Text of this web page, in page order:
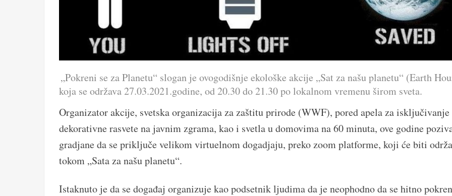
„Pokreni se za Planetu“ slogan je ovogodišnje ekološke akcije „Sat za našu planetu“ (Earth
koja se održava 27.03.2021.godine, od 20.30 do 21.30 po lokalnom vremenu širom sveta.
Organizator akcije, svetska organizacija za zaštitu prirode (WWF), pored apela za isključivanje
dekorativne rasvete na javnim zgrama, kao i svetla u domovima na 60 minuta, ove godine
gradjane da se priključe velikom virtuelnom dogadjaju, preko zoom platforme, koji će biti
tokom „Sata za našu planetu“.
Istaknuto je da se događaj organizuje kao podsetnik ljudima da je neophodno da se hitno